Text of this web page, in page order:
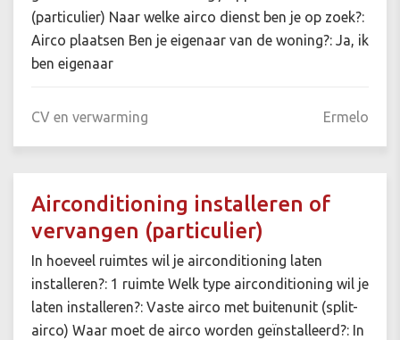
(particulier) Naar welke airco dienst ben je op zoek?:
Airco plaatsen Ben je eigenaar van de woning?: Ja, ik
ben eigenaar
CV en verwarming Ermelo
Airconditioning installeren of
vervangen (particulier)
In hoeveel ruimtes wil je airconditioning laten
installeren?: 1 ruimte Welk type airconditioning wil je
laten installeren?: Vaste airco met buitenunit (split-
airco) Waar moet de airco worden geïnstalleerd?: In